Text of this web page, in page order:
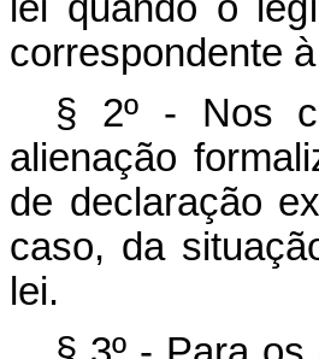
correspondente
§ 2º - Nos
alienação
de declaração
caso, da
lei.